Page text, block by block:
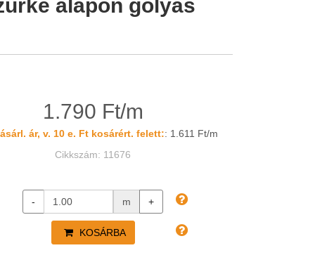
alapon gólyás
1.790 Ft/m
ár, v. 10 e. Ft kosárért. felett:: 1.611 Ft/m
Cikkszám: 11676
- m +
KOSÁRBA